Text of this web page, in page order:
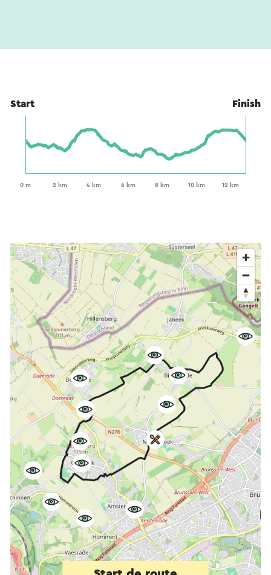
Start Finish